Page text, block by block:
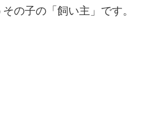
の子の「飼い主」です。